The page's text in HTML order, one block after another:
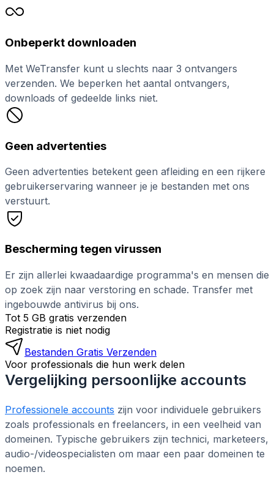
Onbeperkt downloaden
Met WeTransfer kunt u slechts naar 3 ontvangers
verzenden. We beperken het aantal ontvangers,
downloads of gedeelde links niet.
Geen advertenties
Geen advertenties betekent geen afleiding en een rijkere
gebruikerservaring wanneer je je bestanden met ons
verstuurt.
Bescherming tegen virussen
Er zijn allerlei kwaadaardige programma's en mensen die
op zoek zijn naar verstoring en schade. Transfer met
ingebouwde antivirus bij ons.
Tot 5 GB gratis verzenden
Registratie is niet nodig
Bestanden Gratis Verzenden
Voor professionals die hun werk delen
Vergelijking persoonlijke accounts
Professionele accounts zijn voor individuele gebruikers
zoals professionals en freelancers, in een veelheid van
domeinen. Typische gebruikers zijn technici, marketeers,
audio-/videospecialisten om maar een paar domeinen te
noemen.